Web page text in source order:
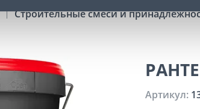
Строительные смеси и
Артикул: